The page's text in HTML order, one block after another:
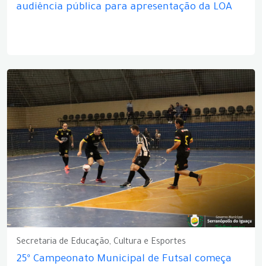
audiência pública para apresentação da LOA
Secretaria de Educação, Cultura e Esportes
25º Campeonato Municipal de Futsal começa